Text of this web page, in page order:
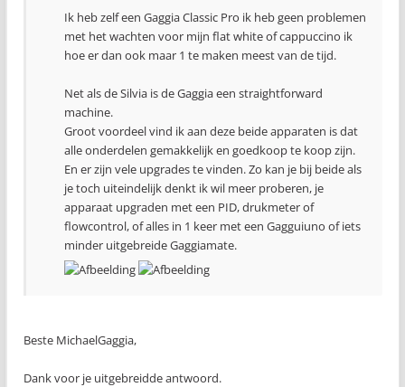
Ik heb zelf een Gaggia Classic Pro ik heb geen problemen
met het wachten voor mijn flat white of cappuccino ik
hoe er dan ook maar 1 te maken meest van de tijd.
Net als de Silvia is de Gaggia een straightforward
machine.
Groot voordeel vind ik aan deze beide apparaten is dat
alle onderdelen gemakkelijk en goedkoop te koop zijn.
En er zijn vele upgrades te vinden. Zo kan je bij beide als
je toch uiteindelijk denkt ik wil meer proberen, je
apparaat upgraden met een PID, drukmeter of
flowcontrol, of alles in 1 keer met een Gagguiuno of iets
minder uitgebreide Gaggiamate.
Beste MichaelGaggia,
Dank voor je uitgebreidde antwoord.